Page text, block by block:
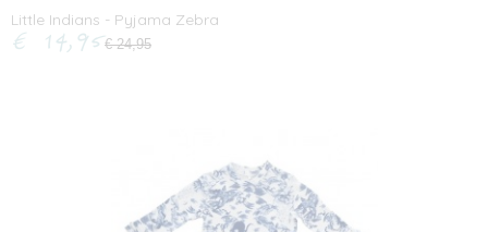
Little Indians - Pyjama Zebra
€ 14,95 € 24,95